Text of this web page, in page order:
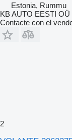
Estonia, Rummu
KB AUTO EESTI OÜ
Contacte con el
2